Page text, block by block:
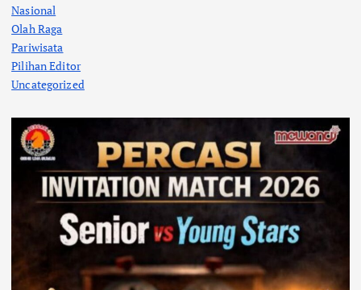
Nasional
Olah Raga
Pariwisata
Pilihan Editor
Uncategorized